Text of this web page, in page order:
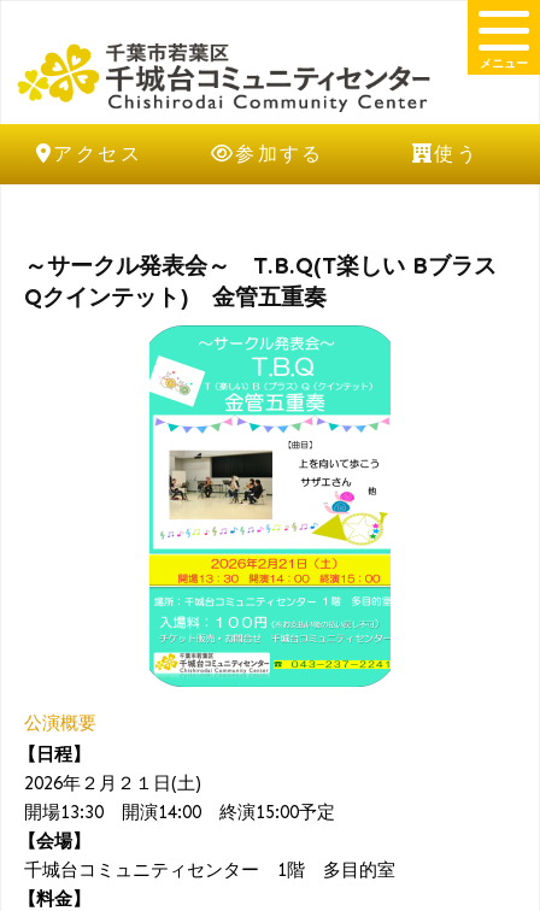
アクセス 参加する 使う
メニュー
～サークル発表会～ T.B.Q(T楽しい Bブラス
Qクインテット) 金管五重奏
公演概要
【日程】
2026年２月２１日(土)
開場13:30 開演14:00 終演15:00予定
【会場】
千城台コミュニティセンター 1階 多目的室
【料金】